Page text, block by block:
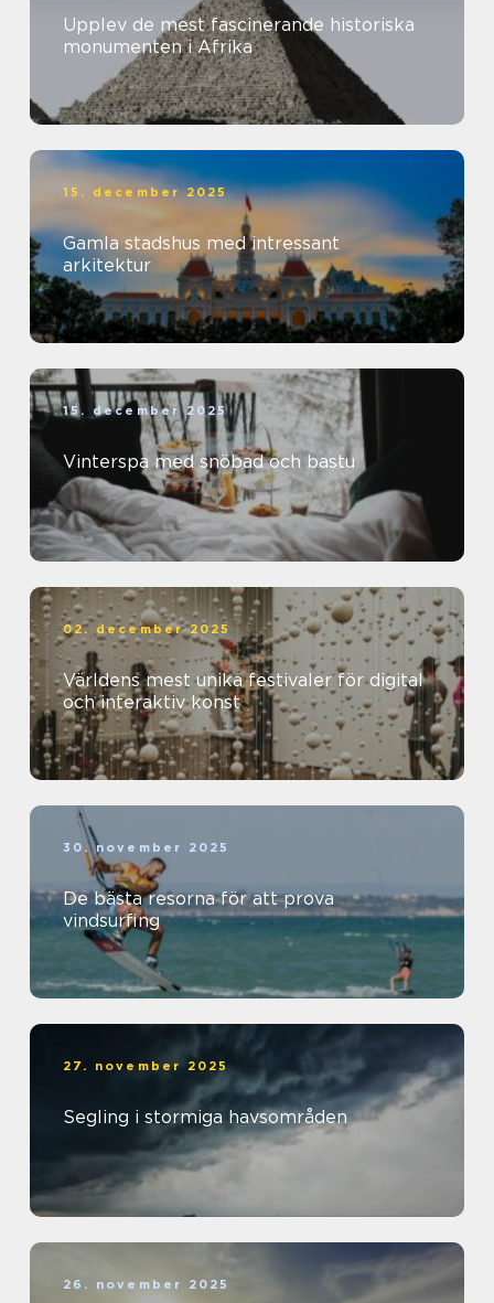
Upplev de mest fascinerande historiska
monumenten i Afrika
15. december 2025
Gamla stadshus med intressant
arkitektur
15. december 2025
Vinterspa med snöbad och bastu
02. december 2025
Världens mest unika festivaler för digital
och interaktiv konst
30. november 2025
De bästa resorna för att prova
vindsurfing
27. november 2025
Segling i stormiga havsområden
26. november 2025